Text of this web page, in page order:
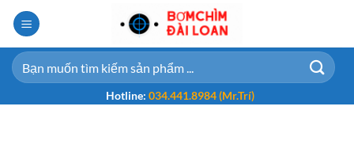
qua
nội
dung
Tìm
kiếm:
Hotline: 034.441.8984 (Mr.Trí)